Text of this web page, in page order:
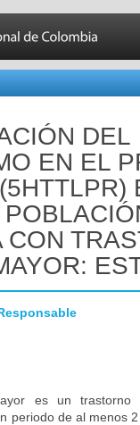
DEL
EN EL
es un
periodo de al menos